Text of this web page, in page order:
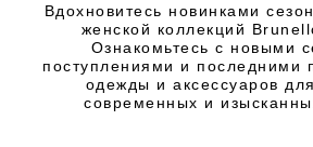
Вдохновитесь новинками
женской коллекций
Ознакомьтесь с новыми
поступлениями и последними
одежды и аксессуаров
современных и